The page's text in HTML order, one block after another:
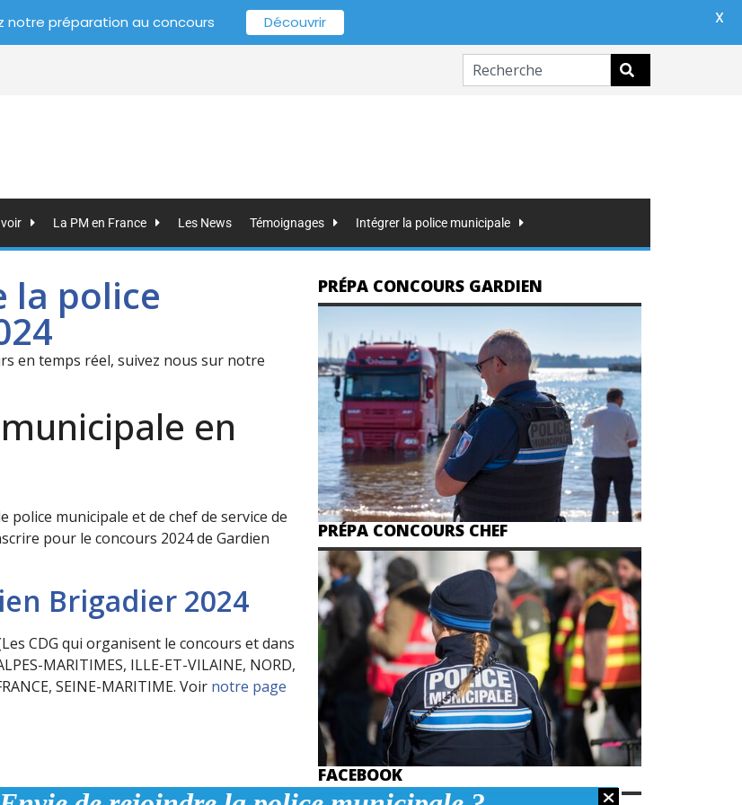
La PM en France Les News Témoignages Intégrer la police municipale
la police
en temps réel, suivez nous sur notre
en
police municipale et de chef de service de
pour le concours 2024 de Gardien
Brigadier 2024
CDG qui organisent le concours et dans
MARITIMES, ILLE-ET-VILAINE, NORD,
SEINE-MARITIME. Voir notre page
PRÉPA CONCOURS GARDIEN
PRÉPA CONCOURS CHEF
FACEBOOK
notre préparation au concours Découvrir X